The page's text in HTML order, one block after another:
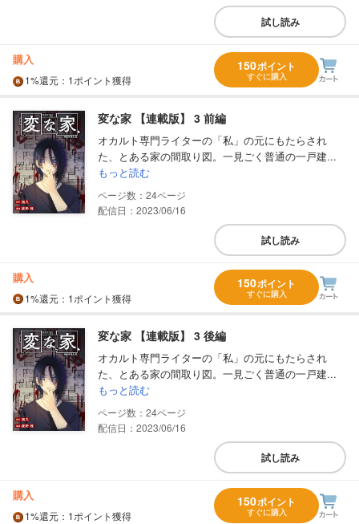
試し読み
購入
1%還元 ：1ポイント獲得
150ポイント
すぐに購入
変な家 【連載版】 3 前編
オカルト専門ライターの「私」の元にもたらされ
た、とある家の間取り図。一見ごく普通の一戸建...
もっと読む
24
配信日：2023/06/16
試し読み
購入
1%還元 ：1ポイント獲得
150ポイント
すぐに購入
変な家 【連載版】 3 後編
オカルト専門ライターの「私」の元にもたらされ
た、とある家の間取り図。一見ごく普通の一戸建...
もっと読む
24
配信日：2023/06/16
試し読み
購入
1%還元 ：1ポイント獲得
150ポイント
すぐに購入